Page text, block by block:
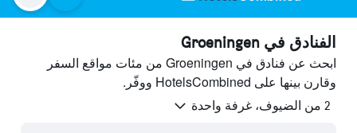
الفنادق في Groeningen
ابحث عن فنادق في Groeningen من مئات مواقع السفر
وقارن بينها على HotelsCombined ووفّر.
2 من الضيوف، غرفة واحدة